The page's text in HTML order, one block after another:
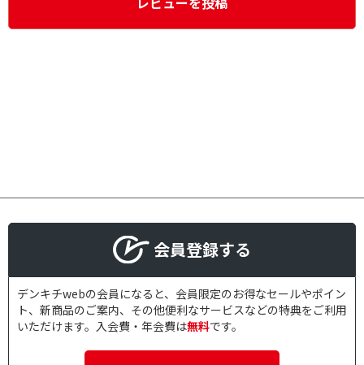
会員登録する
デンキチwebの会員になると、会員限定のお得なセールやポイン
ト、新商品のご案内、その他便利なサービスなどの特典をご利用
いただけます。入会費・年会費は無料です。